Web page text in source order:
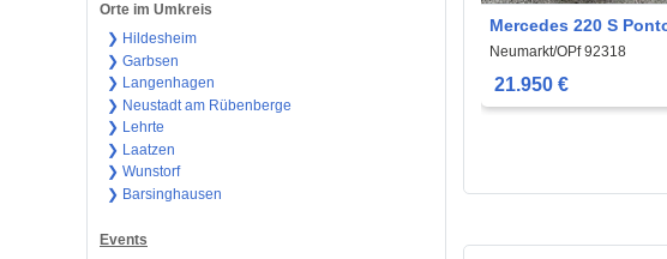
Orte im Umkreis
❯ Hildesheim
❯ Garbsen
❯ Langenhagen
❯ Neustadt am Rübenberge
❯ Lehrte
❯ Laatzen
❯ Wunstorf
❯ Barsinghausen
Events
Mercedes 220 S
W180 Oldtimer H-
fahrbereit
Neumarkt/OPf 92318
21.950 €